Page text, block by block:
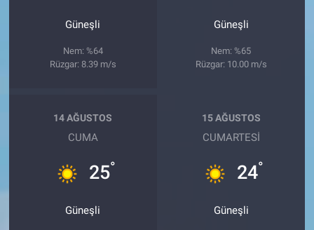
Güneşli
Nem: %64
Rüzgar: 8.39 m/s
Güneşli
Nem: %65
Rüzgar: 10.00 m/s
14 AĞUSTOS
CUMA
25°
Güneşli
15 AĞUSTOS
CUMARTESI
24°
Güneşli